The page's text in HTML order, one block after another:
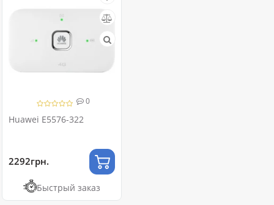
0
Huawei E5576-322
2292грн.
Быстрый заказ